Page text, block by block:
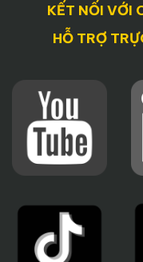
KẾT NỐI VỚI
HỖ TRỢ